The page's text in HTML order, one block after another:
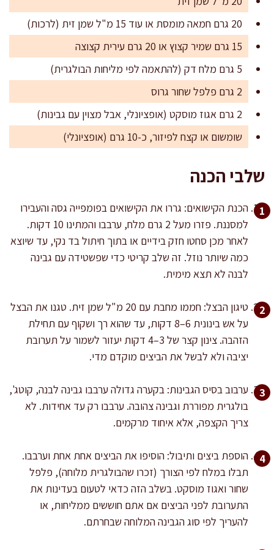
20 גרם חמאה מומסת או עוד 15 מ"ל שמן זית (לרכות)
15 גרם שמיר קצוץ או 20 גרם עירית קצוצה
5 גרם מלח דק (להתאמה לפי מליחות הבולגרית)
2 גרם פלפל שחור גרוס
2 גרם אגוז מוסקט (אופציונלי, אבל מצוין עם גבינות)
שומשום או קצח לפיזור, כ-10 גרם (אופציונלי)
שלבי הכנה
הכנת הקישואים: גררו את הקישואים בפומפייה גסה והעבירו
למסננת. פזרו מעל 2 גרם מלח, ערבבו והמתינו 10 דקות.
לאחר מכן סחטו חזק בידיים או בתוך חיתול בד נקי, עד שיוצא
כמה שיותר נוזל. זה שלב קריטי כדי שפשטידה עם גבינה
לבנה לא תצא מימית.
טיגון הבצל: חממו מחבת עם 20 מ"ל שמן זית. טגנו את הבצל
על אש בינונית 6–8 דקות, עד שהוא רך ושקוף עם תחילת
הזהבה. צינון קצר של 3–4 דקות יעזור לשמור על תערובת
יציבה ולא לבשל את הביצים מוקדם מדי.
ערבוב בסיס הגבינות: בקערה גדולה ערבבו גבינה לבנה, קוטג',
בולגרית מפוררת וגבינה צהובה. ערבבו רק עד אחידות. לא
צריך הקצפה, אלא איחוד מרקמים.
הוספת ביצים ותיבול: הוסיפו את הביצים אחת אחת וערבבו.
תבלו במלח לפי הצורך (זכרו שהבולגרית מלוחה), פלפל
שחור ואגוז מוסקט. בשלב הזה כדאי לטעום בעדינות את
התערובת לפני הביצים אם אתם חוששים ממליחות, או
להעריך לפי סוג הגבינה המלוחה שבחרתם.